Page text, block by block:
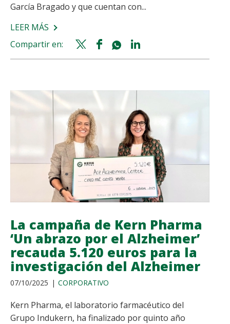
García Bragado y que cuentan con...
LEER MÁS SOBRE
LA
LAS
‘BECAS
GARCÍA
BRAGADO-
OAFI-
KERN
PHARMA’
IMPULSA
LA
DE
LAS
NUEVAS
GENERACIONES
DEL
ATLETISMO
Compartir en:
Twitter
share
Facebook
share
Whatsapp
shareshare
La campaña de Kern Pharma
‘Un abrazo por el Alzheimer’
recauda 5.120 euros para la
investigación del Alzheimer
07/10/2025 CORPORATIVO
Kern Pharma, el laboratorio farmacéutico del
Grupo Indukern, ha finalizado por quinto año